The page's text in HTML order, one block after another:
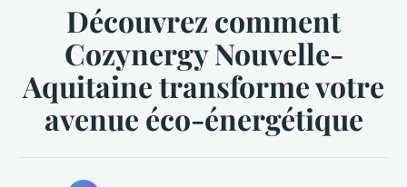
Découvrez comment
Cozynergy Nouvelle-
Aquitaine transforme votre
avenue éco-énergétique